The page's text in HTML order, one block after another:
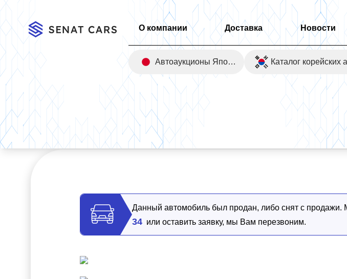
О компании Доставка Новости
Автоаукционы Японии
Главная/Каталог Kia K8 3.5 LPG Trendy(Taxi) 2WD
Данный автомобиль был продан, либо снят с продажи.
34 или оставить заявку, мы Вам перезвоним.